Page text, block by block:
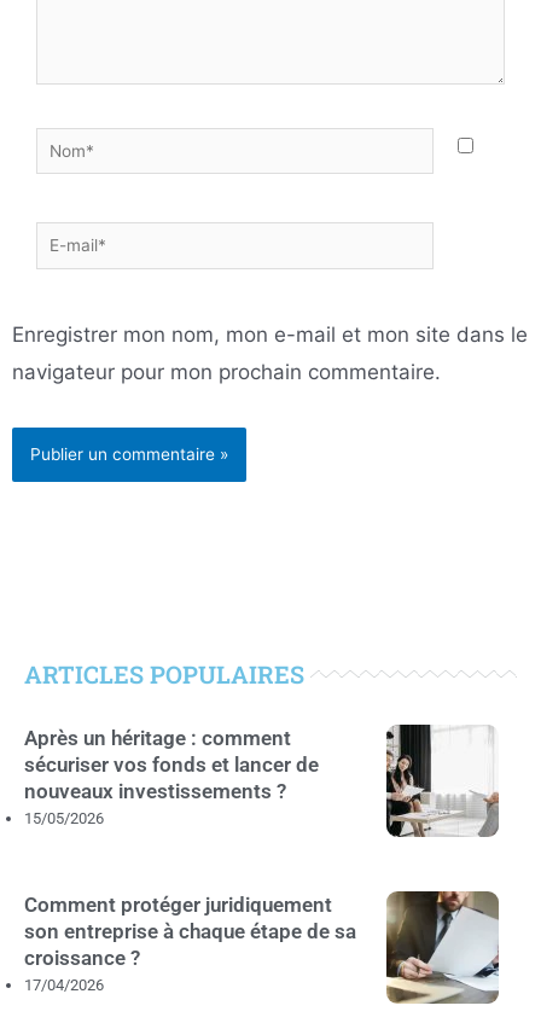
Nom*
E-
mail*
Enregistrer mon nom, mon e-mail et mon site dans le
navigateur pour mon prochain commentaire.
ARTICLES POPULAIRES
Après un héritage : comment
sécuriser vos fonds et lancer de
nouveaux investissements ?
15/05/2026
Comment protéger juridiquement
son entreprise à chaque étape de sa
croissance ?
17/04/2026